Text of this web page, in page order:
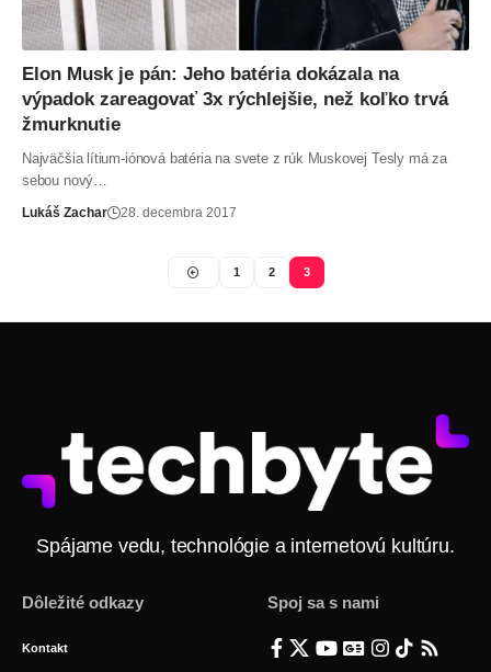
Elon Musk je pán: Jeho batéria dokázala na
výpadok zareagovať 3x rýchlejšie, než koľko trvá
žmurknutie
Najväčšia lítium-iónová batéria na svete z rúk Muskovej Tesly má za
sebou nový…
Lukáš Zachar 28. decembra 2017
1 2 3
Spájame vedu, technológie a internetovú kultúru.
Dôležité odkazy
Kontakt
Spoj sa s nami